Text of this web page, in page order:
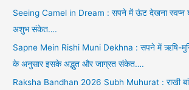
Seeing Camel in Dream : सपने में ऊंट देखना स्वप्न
अशुभ संकेत….
Sapne Mein Rishi Muni Dekhna : सपने में ऋषि-
के अनुसार इसके अद्भुत और जाग्रत संकेत….
Raksha Bandhan 2026 Subh Muhurat : राखी